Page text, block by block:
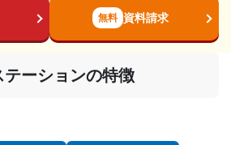
無料 資料請求
ーションの特徴